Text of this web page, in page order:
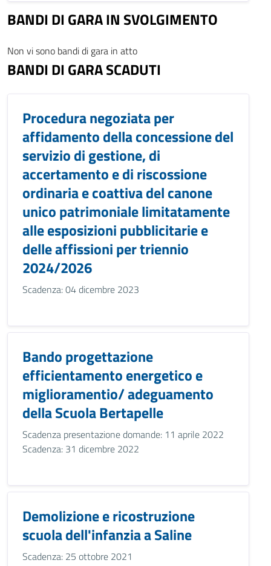
BANDI DI GARA IN SVOLGIMENTO
Non vi sono bandi di gara in atto
BANDI DI GARA SCADUTI
Procedura negoziata per
affidamento della concessione del
servizio di gestione, di
accertamento e di riscossione
ordinaria e coattiva del canone
unico patrimoniale limitatamente
alle esposizioni pubblicitarie e
delle affissioni per triennio
2024/2026
Scadenza: 04 dicembre 2023
Bando progettazione
efficientamento energetico e
miglioramentio/ adeguamento
della Scuola Bertapelle
Scadenza presentazione domande: 11 aprile 2022
Scadenza: 31 dicembre 2022
Demolizione e ricostruzione
scuola dell'infanzia a Saline
Scadenza: 25 ottobre 2021